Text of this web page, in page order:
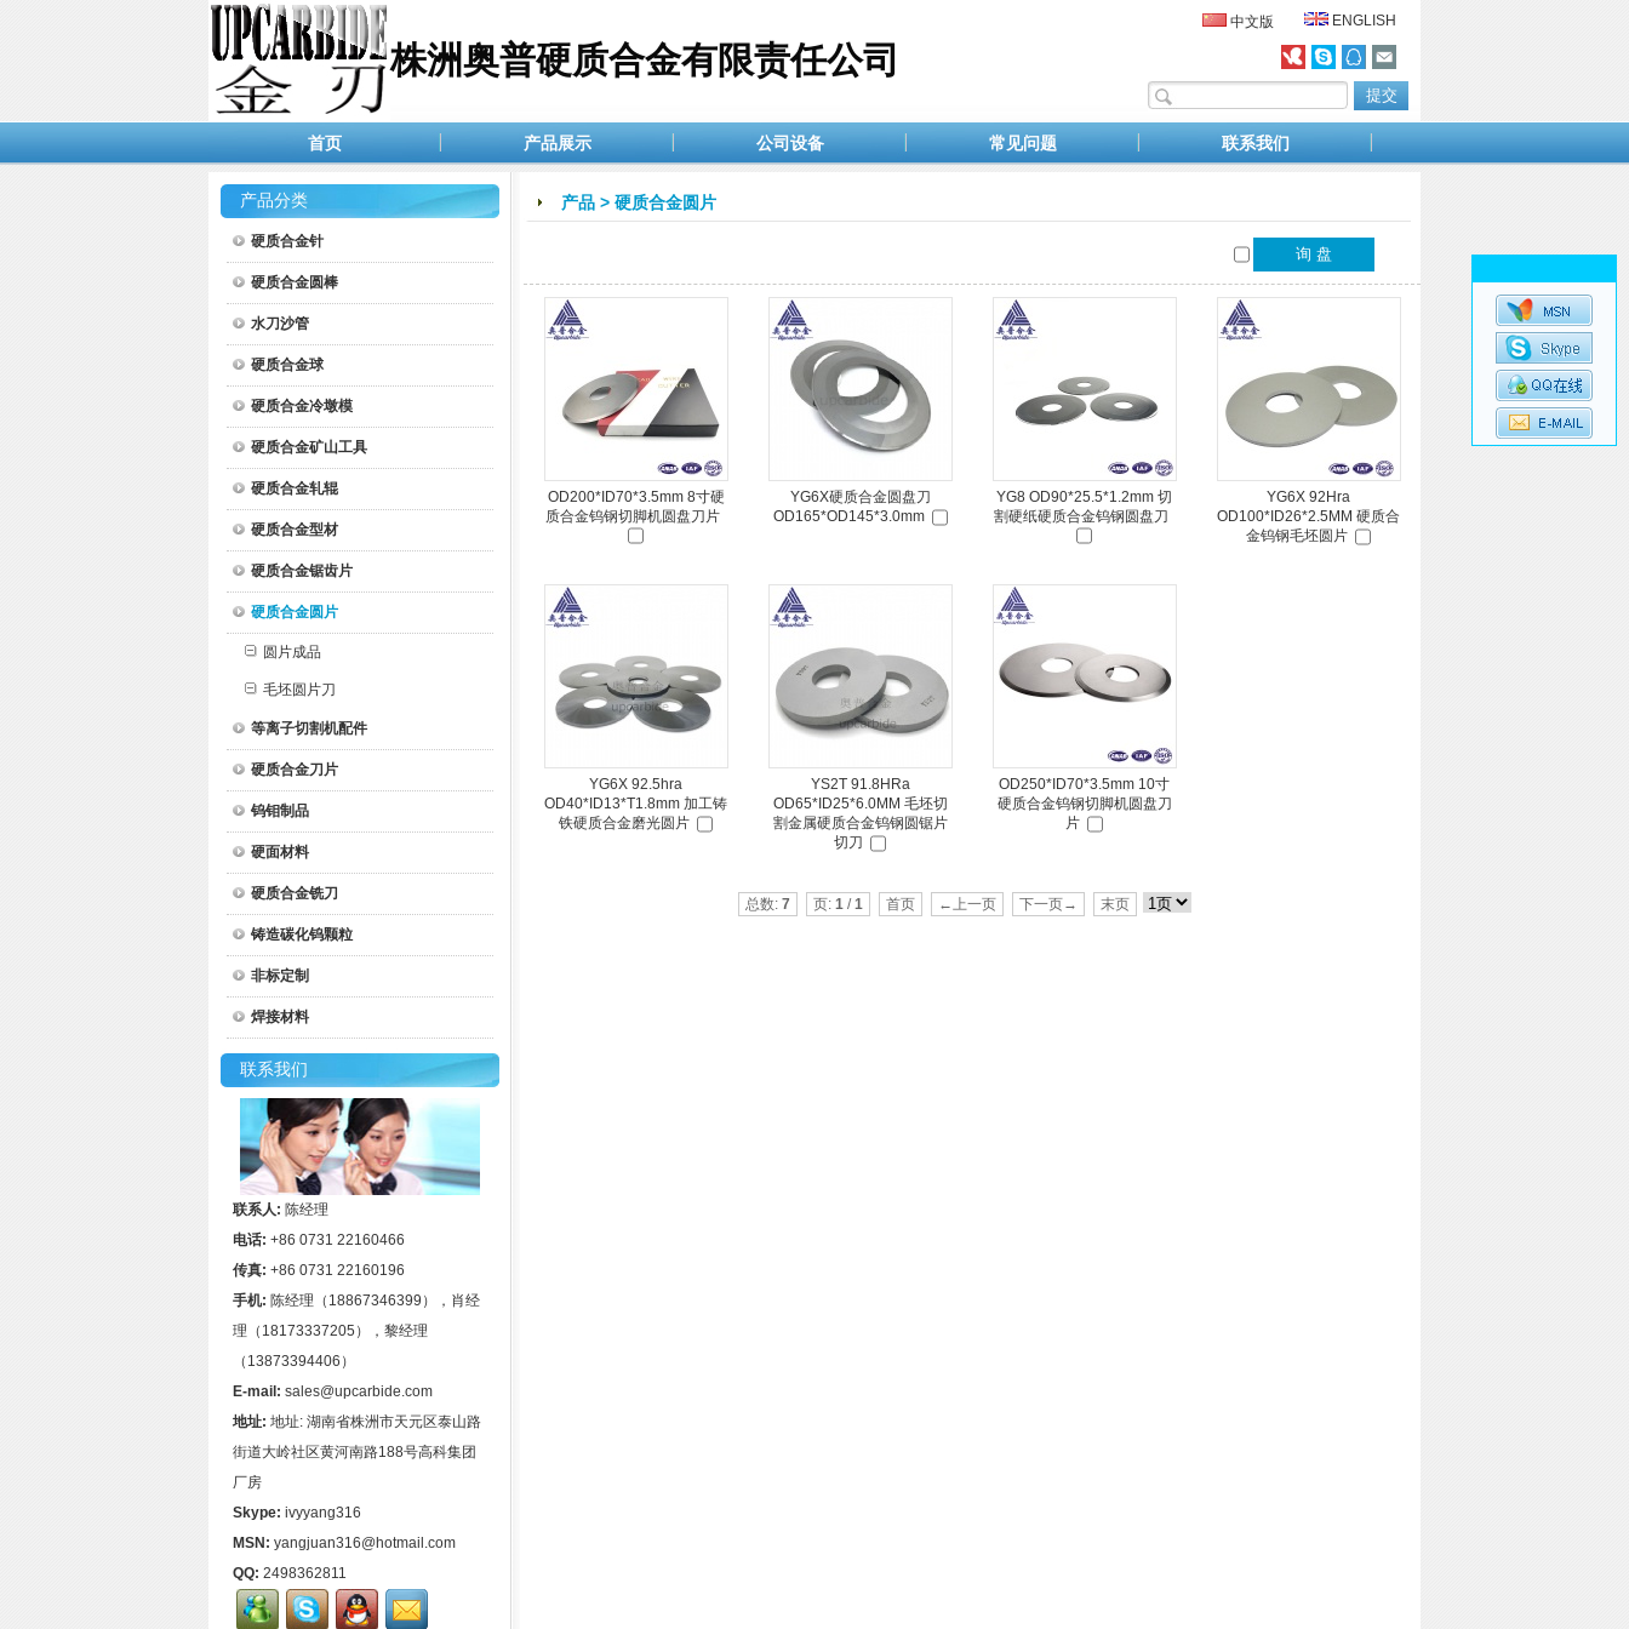
株洲奥普硬质合金有限责任公司
中文版 ENGLISH
首页 产品展示 公司设备 常见问题 联系我们
产品分类
硬质合金针
硬质合金圆棒
水刀沙管
硬质合金球
硬质合金冷墩模
硬质合金矿山工具
硬质合金轧辊
硬质合金型材
硬质合金锯齿片
硬质合金圆片
圆片成品
毛坯圆片刀
等离子切割机配件
硬质合金刀片
钨钼制品
硬面材料
硬质合金铣刀
铸造碳化钨颗粒
非标定制
焊接材料
联系我们
联系人: 陈经理
电话: +86 0731 22160466
传真: +86 0731 22160196
手机: 陈经理（18867346399），肖经
理（18173337205），黎经理
（13873394406）
E-mail: sales@upcarbide.com
地址: 地址: 湖南省株洲市天元区泰山路
街道大岭社区黄河南路188号高科集团
厂房
Skype: ivyyang316
MSN: yangjuan316@hotmail.com
QQ: 2498362811
产品 > 硬质合金圆片
OD200*ID70*3.5mm 8寸硬
质合金钨钢切脚机圆盘刀片
YG6X硬质合金圆盘刀
OD165*OD145*3.0mm
YG8 OD90*25.5*1.2mm 切
割硬纸硬质合金钨钢圆盘刀
YG6X 92Hra
OD100*ID26*2.5MM 硬质合
金钨钢毛坯圆片
YG6X 92.5hra
OD40*ID13*T1.8mm 加工铸
铁硬质合金磨光圆片
YS2T 91.8HRa
OD65*ID25*6.0MM 毛坯切
割金属硬质合金钨钢圆锯片
切刀
OD250*ID70*3.5mm 10寸
硬质合金钨钢切脚机圆盘刀
片
总数: 7 页: 1/1 首页 ←上一页 下一页→ 末页